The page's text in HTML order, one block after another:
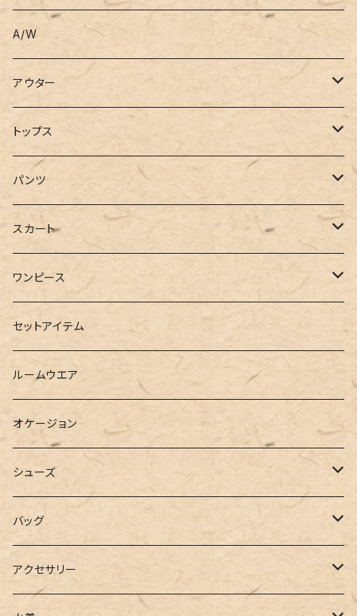
A/W
アウター
コート
ジャケット
ブルゾン
ロングシャツ
ダウンジャケット
ベスト
トップス
Tシャツ
カットソー
半袖
スウェット・パーカー
ニット
シャツ
ブラウス
カーディガン
ポロシャツ
ベスト
パンツ
デニム
スキニー
ショートパンツ
ハーフパンツ
スウェット
ジャージ
スラックス
ワイドパンツ
スカート
ロング
ミニ
その他
ワンピース
シャツワンピース
スウェットワンピース
パーカーワンピース
ニットワンピース
キャミワンピース
サロペット
セットアイテム
ルームウエア
オケージョン
シューズ
ブーツ
パンプス
バッグ
トートバッグ
アクセサリー